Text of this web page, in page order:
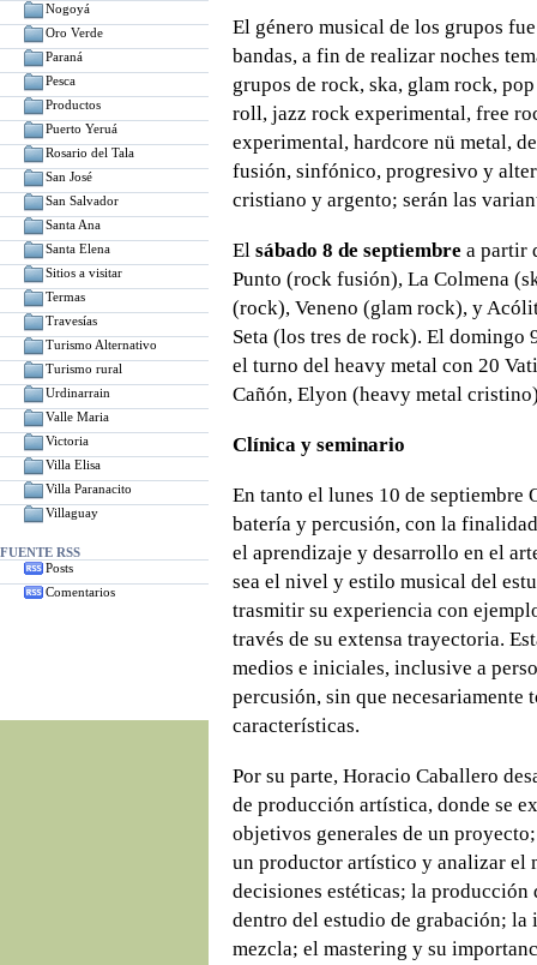
Nogoyá
Oro Verde
Paraná
Pesca
Productos
Puerto Yeruá
Rosario del Tala
San José
San Salvador
Santa Ana
Santa Elena
Sitios a visitar
Termas
Travesías
Turismo Alternativo
Turismo rural
Urdinarrain
Valle Maria
Victoria
Villa Elisa
Villa Paranacito
Villaguay
FUENTE RSS
Posts
Comentarios
El género musical de los grupos
bandas, a fin de realizar noches
grupos de rock, ska, glam rock,
roll, jazz rock experimental, free
experimental, hardcore nü metal,
fusión, sinfónico, progresivo y
cristiano y argento; serán las
El sábado 8 de septiembre a partir
Punto (rock fusión), La Colmena
(rock), Veneno (glam rock), y
Seta (los tres de rock). El domingo
el turno del heavy metal con 20
Cañón, Elyon (heavy metal
Clínica y seminario
En tanto el lunes 10 de
batería y percusión, con la
el aprendizaje y desarrollo en el
sea el nivel y estilo musical del
trasmitir su experiencia con
través de su extensa trayectoria.
medios e iniciales, inclusive a
percusión, sin que necesariamente
características.
Por su parte, Horacio Caballero
de producción artística, donde se
objetivos generales de un
un productor artístico y analizar el
decisiones estéticas; la
dentro del estudio de grabación;
mezcla; el mastering y su